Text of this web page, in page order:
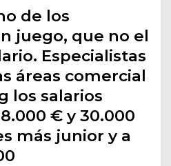
de los
juego, que no el
Especialistas
áreas comercial
los salarios
€ y 30.000
más junior y a